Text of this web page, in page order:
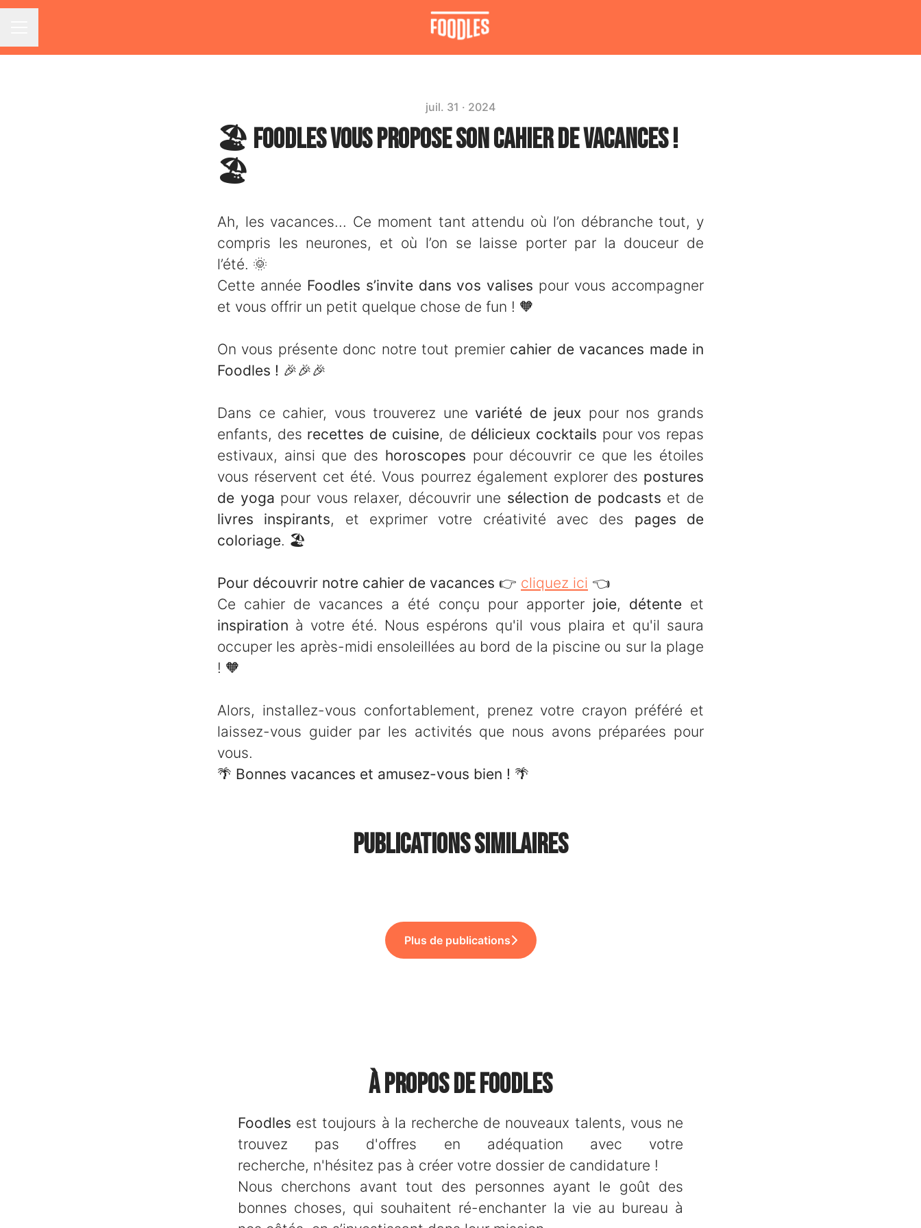
juil. 31 · 2024
🏖️ Foodles vous propose son Cahier de Vacances !
🏖️
Ah, les vacances... Ce moment tant attendu où l’on débranche tout, y
compris les neurones, et où l’on se laisse porter par la douceur de
l’été. 🌞
Cette année Foodles s’invite dans vos valises pour vous accompagner
et vous offrir un petit quelque chose de fun ! 🧡
On vous présente donc notre tout premier cahier de vacances made in
Foodles ! 🎉🎉🎉
Dans ce cahier, vous trouverez une variété de jeux pour nos grands
enfants, des recettes de cuisine, de délicieux cocktails pour vos repas
estivaux, ainsi que des horoscopes pour découvrir ce que les étoiles
vous réservent cet été. Vous pourrez également explorer des postures
de yoga pour vous relaxer, découvrir une sélection de podcasts et de
livres inspirants, et exprimer votre créativité avec des pages de
coloriage. 🏖️
Pour découvrir notre cahier de vacances 👉 cliquez ici 👈
Ce cahier de vacances a été conçu pour apporter joie, détenteet
inspiration à votre été. Nous espérons qu'il vous plaira et qu'il saura
occuper les après-midi ensoleillées au bord de la piscine ou sur la plage
! 🧡
Alors, installez-vous confortablement, prenez votre crayon préféré et
laissez-vous guider par les activités que nous avons préparées pour
vous.
🌴 Bonnes vacances et amusez-vous bien ! 🌴
Publications similaires
Plus de publications
À propos de Foodles
Foodles est toujours à la recherche de nouveaux talents, vous ne
trouvez pas d'offres en adéquation avec votre
recherche, n'hésitez pas à créer votre dossier de candidature !
Nous cherchons avant tout des personnes ayant le goût des
bonnes choses, qui souhaitent ré-enchanter la vie au bureau à